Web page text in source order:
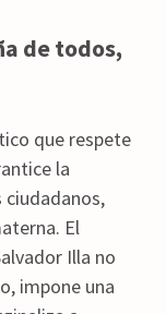
de todos,
que respete
la
El
Illa no
impone una